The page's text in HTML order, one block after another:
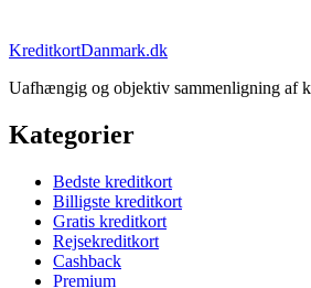
KreditkortDanmark.dk
Uafhængig og objektiv sammenligning af
Kategorier
Bedste kreditkort
Billigste kreditkort
Gratis kreditkort
Rejsekreditkort
Cashback
Premium